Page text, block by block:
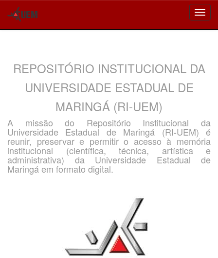
REPOSITÓRIO INSTITUCIONAL DA
UNIVERSIDADE ESTADUAL DE
MARINGÁ (RI-UEM)
A missão do Repositório Institucional da
Universidade Estadual de Maringá (RI-UEM) é
reunir, preservar e permitir o acesso à memória
institucional (científica, técnica, artística e
administrativa) da Universidade Estadual de
Maringá em formato digital.